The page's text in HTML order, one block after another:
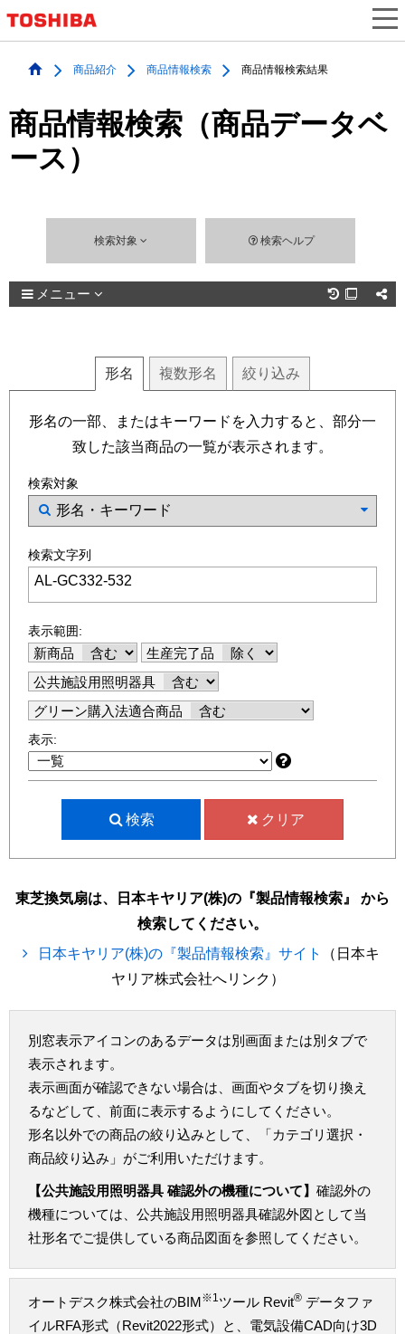
商品紹介 商品情報検索 商品情報検索結果
商品情報検索（商品データベ
ース）
検索対象 検索ヘルプ
メニュー 
形名 複数形名 絞り込み
形名の一部、またはキーワードを入力すると、部分一
致した該当商品の一覧が表示されます。
検索対象
検索文字列
表示範囲:
新商品
生産完了品
公共施設用照明器具
グリーン購入法適合商品
表示:
検索 クリア
東芝換気扇は、日本キヤリア(株)の『製品情報検索』 から
検索してください。
日本キヤリア(株)の『製品情報検索』サイト
（日本キ
ヤリア株式会社へリンク）
別窓表示アイコンのあるデータは別画面または別タブで
表示されます。
表示画面が確認できない場合は、画面やタブを切り換え
るなどして、前面に表示するようにしてください。
形名以外での商品の絞り込みとして、「カテゴリ選択・
商品絞り込み」がご利用いただけます。
【公共施設用照明器具 確認外の機種について】 確認外の
機種については、公共施設用照明器具確認外図として当
社形名でご提供している商品図面を参照してください。
オートデスク株式会社のBIM※1 ツール Revit® データファ
イルRFA形式（Revit2022形式）と、電気設備CAD向け3D